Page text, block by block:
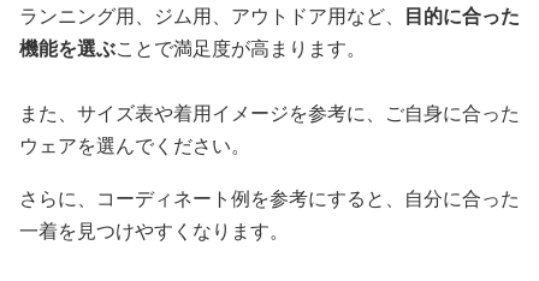
ランニング用、ジム用、アウトドア用など、 目的に合った
機能を選ぶことで満足度が高まります。
また、サイズ表や着用イメージを参考に、ご自身に合った
ウェアを選んでください。
さらに、コーディネート例を参考にすると、自分に合った
一着を見つけやすくなります。